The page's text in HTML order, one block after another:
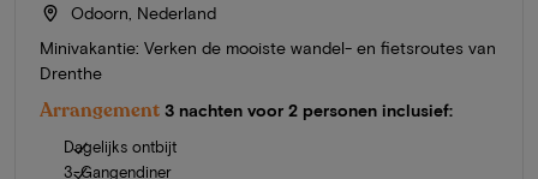
Odoorn, Nederland
Minivakantie: Verken de mooiste wandel- en fietsroutes van
Drenthe
Arrangement 3 nachten voor 2 personen inclusief:
Dagelijks ontbijt
3-Gangendiner